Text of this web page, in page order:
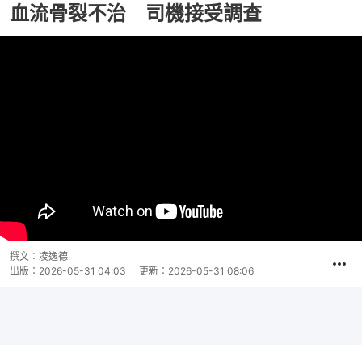
血流骨裂不治 司機接受調查
撰文： 凌逸德
出版： 2026-05-31 04:03 更新： 2026-05-31 08:06